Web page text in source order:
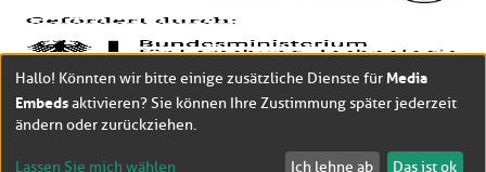
Hallo! Könnten wir bitte einige zusätzliche Dienste für Media
Embedsaktivieren? Sie können Ihre Zustimmung später jederzeit
ändern oder zurückziehen.
Lassen Sie mich wählen Ich lehne ab Das ist ok